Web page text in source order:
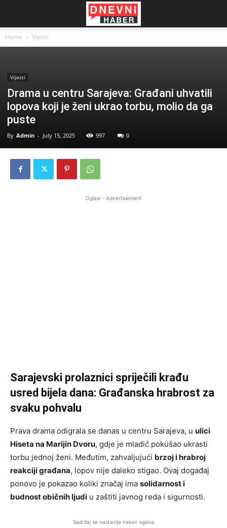
Home Vijesti
Vijesti
Drama u centru Sarajeva: Građani uhvatili
lopova koji je ženi ukrao torbu, molio da ga
puste
By Admin - July 15, 2025 997 0
Oglasi - Advertisement
Sarajevski prolaznici spriječili krađu
usred bijela dana: Građanska hrabrost za
svaku pohvalu
Prava drama odigrala se danas u centru Sarajeva, u ulici
Hiseta na Marijin Dvoru, gdje je mladić pokušao ukrasti
torbu jednoj ženi. Međutim, zahvaljujući brzoj i hrabroj
reakciji građana, lopov nije daleko stigao. Ovaj događaj
ponovo je pokazao koliki značaj ima solidarnost i
budnost običnih ljudi u zaštiti javnog reda i sigurnosti.
Sadržaj se nastavlja nakon oglasa